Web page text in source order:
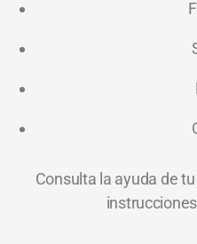
Consulta la ayuda de